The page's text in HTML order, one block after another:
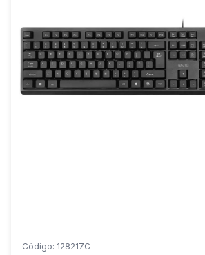
Código: 128217C